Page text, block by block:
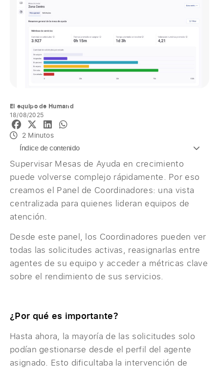
El equipo de Humand
18/08/2025
2 Minutos
Índice de contenido
Supervisar Mesas de Ayuda en crecimiento
puede volverse complejo rápidamente. Por eso
creamos el Panel de Coordinadores: una vista
centralizada para quienes lideran equipos de
atención.
Desde este panel, los Coordinadores pueden ver
todas las solicitudes activas, reasignarlas entre
agentes de su equipo y acceder a métricas clave
sobre el rendimiento de sus servicios.
¿Por qué es importante?
Hasta ahora, la mayoría de las solicitudes solo
podían gestionarse desde el perfil del agente
asignado. Esto dificultaba la intervención de